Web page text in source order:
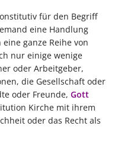
für den Begriff
eine Handlung
ganze Reihe von
nur einige wenige
oder Arbeitgeber,
die Gesellschaft oder
oder Freunde, Gott
Kirche mit ihrem
oder das Recht als